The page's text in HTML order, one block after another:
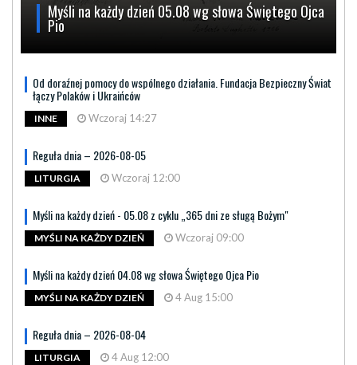
Myśli na każdy dzień 05.08 wg słowa Świętego Ojca
Pio
Od doraźnej pomocy do wspólnego działania. Fundacja Bezpieczny Świat
łączy Polaków i Ukraińców
INNE Wczoraj 14:27
Reguła dnia – 2026-08-05
LITURGIA Wczoraj 12:00
Myśli na każdy dzień - 05.08 z cyklu „365 dni ze sługą Bożym"
MYŚLI NA KAŻDY DZIEŃ Wczoraj 09:00
Myśli na każdy dzień 04.08 wg słowa Świętego Ojca Pio
MYŚLI NA KAŻDY DZIEŃ 4 Aug 15:00
Reguła dnia – 2026-08-04
LITURGIA 4 Aug 12:00